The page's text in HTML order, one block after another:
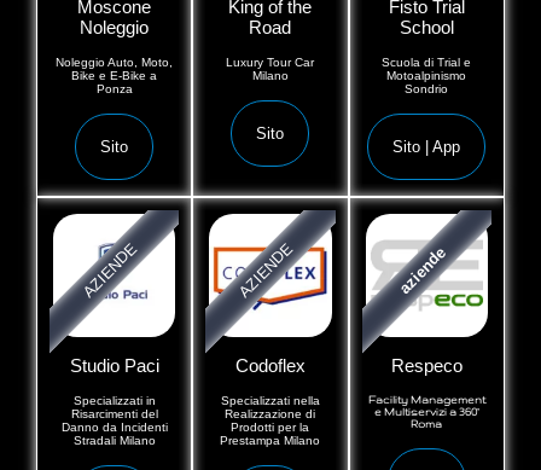
Moscone
Noleggio
Noleggio Auto, Moto,
Bike e E-Bike a
Ponza
Sito
King of the
Road
Luxury Tour Car
Milano
Sito
Fisto Trial
School
Scuola di Trial e
Motoalpinismo
Sondrio
Sito | App
Studio Paci
Specializzati in
Risarcimenti del
Danno da Incidenti
Stradali Milano
AZIENDE
Codoflex
Specializzati nella
Realizzazione di
Prodotti per la
Prestampa Milano
AZIENDE
Respeco
Facility Management
e Multiservizi a 360°
Roma
aziende